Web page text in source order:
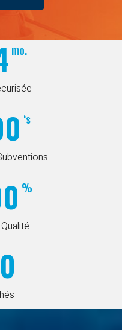
mo.
‘s
%
0